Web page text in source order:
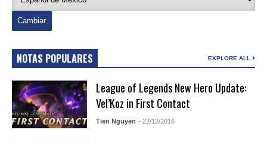
NOTAS POPULARES EXPLORE ALL
League of Legends New Hero Update:
Vel’Koz in First Contact
Tien Nguyen - 22/12/2016